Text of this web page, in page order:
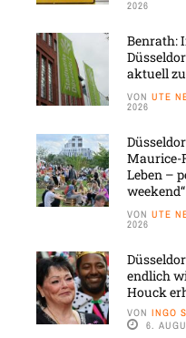
2026
Benrath:
aktuell
VON UTE
2026
Maurice-
Leben –
weekend“
VON UTE
2026
endlich
Houck
VON INGO
6.